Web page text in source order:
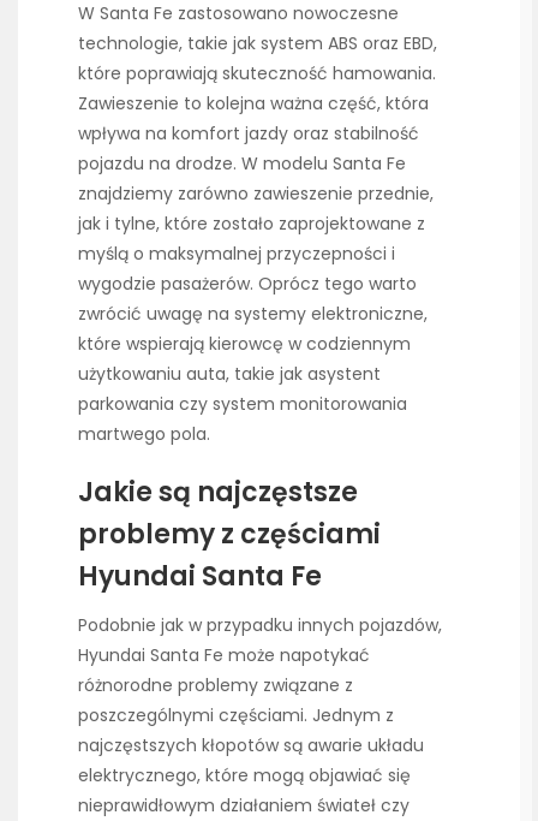
W Santa Fe zastosowano nowoczesne
technologie, takie jak system ABS oraz EBD,
które poprawiają skuteczność hamowania.
Zawieszenie to kolejna ważna część, która
wpływa na komfort jazdy oraz stabilność
pojazdu na drodze. W modelu Santa Fe
znajdziemy zarówno zawieszenie przednie,
jak i tylne, które zostało zaprojektowane z
myślą o maksymalnej przyczepności i
wygodzie pasażerów. Oprócz tego warto
zwrócić uwagę na systemy elektroniczne,
które wspierają kierowcę w codziennym
użytkowaniu auta, takie jak asystent
parkowania czy system monitorowania
martwego pola.
Jakie są najczęstsze
problemy z częściami
Hyundai Santa Fe
Podobnie jak w przypadku innych pojazdów,
Hyundai Santa Fe może napotykać
różnorodne problemy związane z
poszczególnymi częściami. Jednym z
najczęstszych kłopotów są awarie układu
elektrycznego, które mogą objawiać się
nieprawidłowym działaniem świateł czy